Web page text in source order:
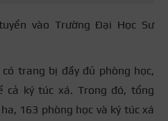
vào Trường Đại Học Sư
trang bị đầy đủ phòng học,
cả ký túc xá. Trong đó, tổng
163 phòng học và ký túc xá